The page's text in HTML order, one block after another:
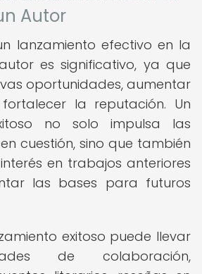
Autor
lanzamiento efectivo en la
es significativo, ya que
oportunidades, aumentar
la reputación. Un
no solo impulsa las
cuestión, sino que también
en trabajos anteriores
las bases para futuros
exitoso puede llevar
de colaboración,